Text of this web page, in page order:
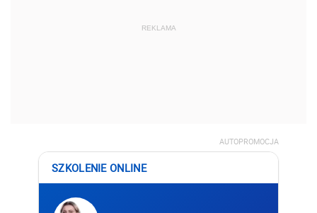
REKLAMA
AUTOPROMOCJA
SZKOLENIE ONLINE